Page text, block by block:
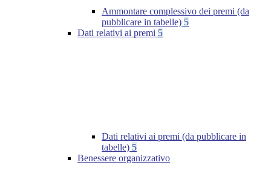
Ammontare complessivo dei premi (da
pubblicare in tabelle) 5
Dati relativi ai premi 5
Dati relativi ai premi (da pubblicare in
tabelle) 5
Benessere organizzativo